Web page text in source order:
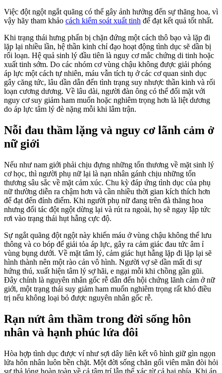
Việc đột ngột ngắt quãng có thể gây ảnh hưởng đến sự thăng hoa, vì
vậy hãy tham khảo cách kiểm soát xuất tinh để đạt kết quả tốt nhất.
Khi trạng thái hưng phấn bị chặn đứng một cách thô bạo và lặp đi
lặp lại nhiều lần, hệ thần kinh chỉ đạo hoạt động tình dục sẽ dần bị
rối loạn. Hệ quả sinh lý đầu tiên là nguy cơ mắc chứng di tinh hoặc
xuất tinh sớm. Do các nhóm cơ vùng chậu không được giải phóng
áp lực một cách tự nhiên, máu vẫn tích tụ ở các cơ quan sinh dục
gây căng tức, lâu dần dẫn đến tình trạng suy nhược thần kinh và rối
loạn cương dương. Về lâu dài, người đàn ông có thể đối mặt với
nguy cơ suy giảm ham muốn hoặc nghiêm trọng hơn là liệt dương
do áp lực tâm lý đè nặng mỗi khi lâm trận.
Nỗi đau thầm lặng và nguy cơ lãnh cảm ở
nữ giới
Nếu như nam giới phải chịu đựng những tổn thương về mặt sinh lý
cơ học, thì người phụ nữ lại là nạn nhân gánh chịu những tổn
thương sâu sắc về mặt cảm xúc. Chu kỳ đáp ứng tình dục của phụ
nữ thường diễn ra chậm hơn và cần nhiều thời gian kích thích hơn
để đạt đến đỉnh điểm. Khi người phụ nữ đang trên đà thăng hoa
nhưng đối tác đột ngột dừng lại và rút ra ngoài, họ sẽ ngay lập tức
rơi vào trạng thái hụt hẫng cực độ.
Sự ngắt quãng đột ngột này khiến máu ở vùng chậu không thể lưu
thông và co bóp để giải tỏa áp lực, gây ra cảm giác đau tức âm ỉ
vùng bụng dưới. Về mặt tâm lý, cảm giác hụt hẫng lặp đi lặp lại sẽ
hình thành nên một rào cản vô hình. Người vợ sẽ dần mất đi sự
hứng thú, xuất hiện tâm lý sợ hãi, e ngại mỗi khi chồng gần gũi.
Đây chính là nguyên nhân gốc rễ dẫn đến hội chứng lãnh cảm ở nữ
giới, một trạng thái suy giảm ham muốn nghiêm trọng rất khó điều
trị nếu không loại bỏ được nguyên nhân gốc rễ.
Rạn nứt âm thầm trong đời sống hôn
nhân và hạnh phúc lứa đôi
Hòa hợp tình dục được ví như sợi dây liên kết vô hình giữ gìn ngọn
lửa hôn nhân luôn bền chặt. Một đời sống chăn gối viên mãn đòi hỏi
sự thả lỏng hoàn toàn về cả tâm trí lẫn thể xác từ cả hai phía. Khi áp